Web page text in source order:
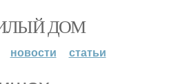
ДОМ
новости статьи